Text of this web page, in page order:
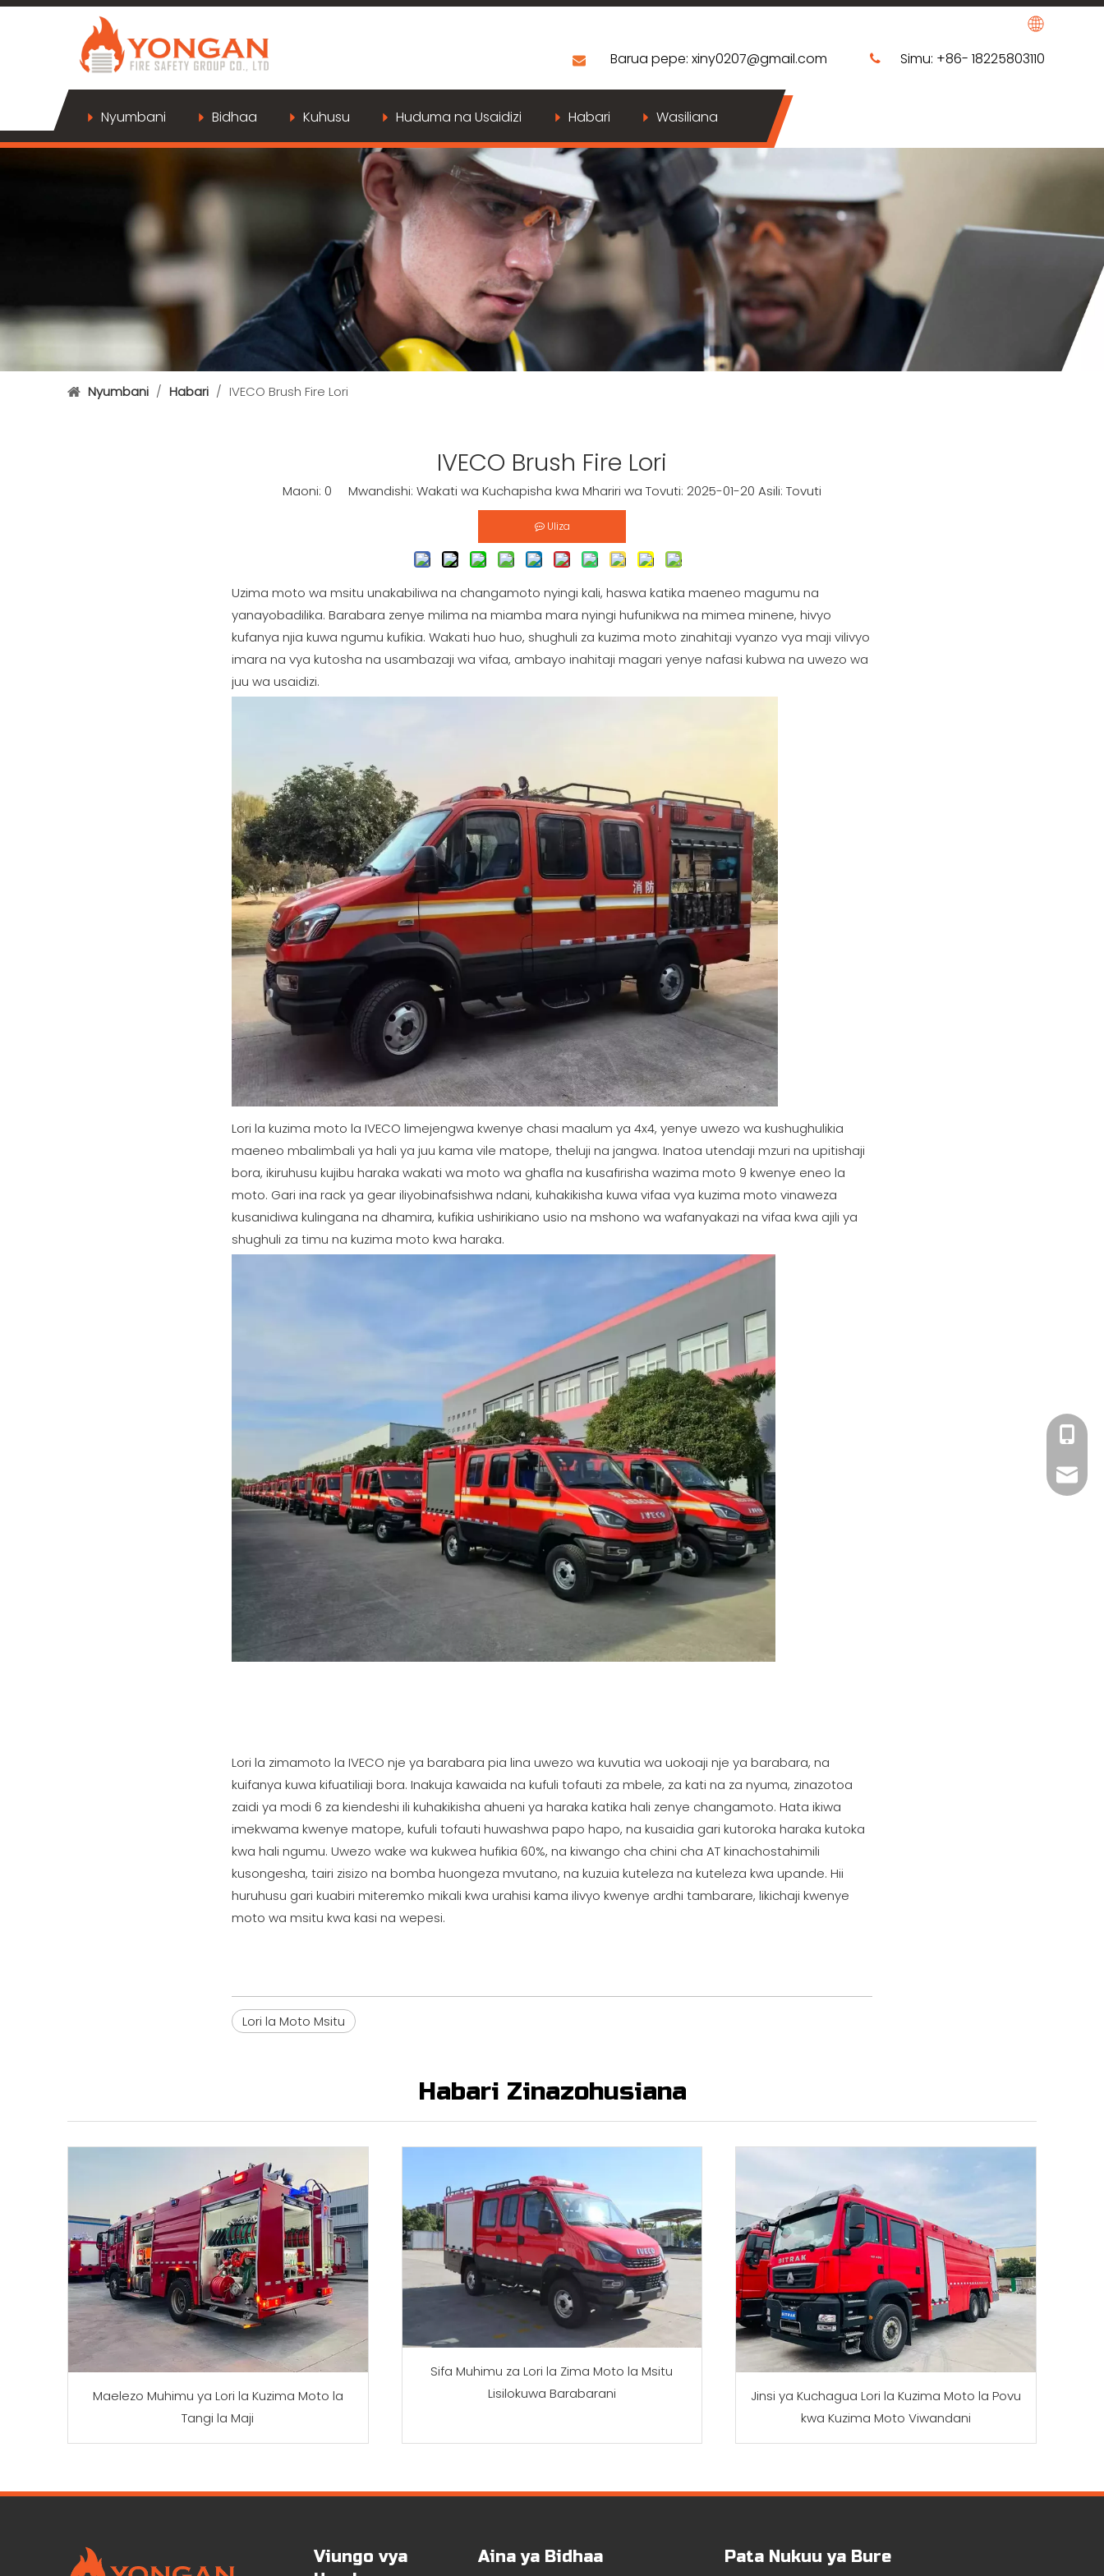
Barua pepe: xiny0207@gmail.com ​​  Simu: +86- 18225803110
Nyumbani Bidhaa Kuhusu Huduma na Usaidizi Habari Wasiliana
Nyumbani / Habari / IVECO Brush Fire Lori
IVECO Brush Fire Lori
Maoni: 0 Mwandishi: Wakati wa Kuchapisha kwa Mhariri wa Tovuti: 2025-01-20 Asili: Tovuti
Uliza
Uzima moto wa msitu unakabiliwa na changamoto nyingi kali, haswa katika maeneo magumu na
yanayobadilika. Barabara zenye milima na miamba mara nyingi hufunikwa na mimea minene, hivyo
kufanya njia kuwa ngumu kufikia. Wakati huo huo, shughuli za kuzima moto zinahitaji vyanzo vya maji vilivyo
imara na vya kutosha na usambazaji wa vifaa, ambayo inahitaji magari yenye nafasi kubwa na uwezo wa
juu wa usaidizi.
Lori la kuzima moto la IVECO limejengwa kwenye chasi maalum ya 4x4, yenye uwezo wa kushughulikia
maeneo mbalimbali ya hali ya juu kama vile matope, theluji na jangwa. Inatoa utendaji mzuri na upitishaji
bora, ikiruhusu kujibu haraka wakati wa moto wa ghafla na kusafirisha wazima moto 9 kwenye eneo la
moto. Gari ina rack ya gear iliyobinafsishwa ndani, kuhakikisha kuwa vifaa vya kuzima moto vinaweza
kusanidiwa kulingana na dhamira, kufikia ushirikiano usio na mshono wa wafanyakazi na vifaa kwa ajili ya
shughuli za timu na kuzima moto kwa haraka.
Lori la zimamoto la IVECO nje ya barabara pia lina uwezo wa kuvutia wa uokoaji nje ya barabara, na
kuifanya kuwa kifuatiliaji bora. Inakuja kawaida na kufuli tofauti za mbele, za kati na za nyuma, zinazotoa
zaidi ya modi 6 za kiendeshi ili kuhakikisha ahueni ya haraka katika hali zenye changamoto. Hata ikiwa
imekwama kwenye matope, kufuli tofauti huwashwa papo hapo, na kusaidia gari kutoroka haraka kutoka
kwa hali ngumu. Uwezo wake wa kukwea hufikia 60%, na kiwango cha chini cha AT kinachostahimili
kusongesha, tairi zisizo na bomba huongeza mvutano, na kuzuia kuteleza na kuteleza kwa upande. Hii
huruhusu gari kuabiri miteremko mikali kwa urahisi kama ilivyo kwenye ardhi tambarare, likichaji kwenye
moto wa msitu kwa kasi na wepesi.
Lori la Moto Msitu
Habari Zinazohusiana
Maelezo Muhimu ya Lori la Kuzima Moto la
Tangi la Maji
Sifa Muhimu za Lori la Zima Moto la Msitu
Lisilokuwa Barabarani
Jinsi ya Kuchagua Lori la Kuzima Moto la Povu
kwa Kuzima Moto Viwandani
+86
Viungo vya
Aina ya Bidhaa Pata Nukuu ya Bure